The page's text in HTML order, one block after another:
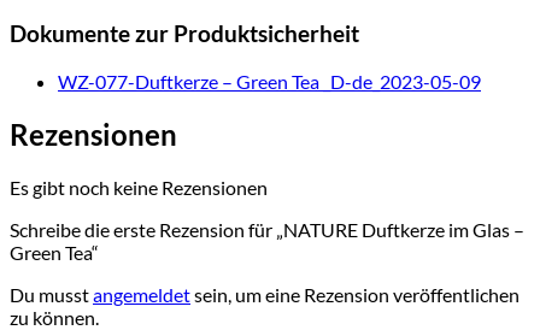
Dokumente zur Produktsicherheit
WZ-077-Duftkerze – Green Tea _D-de_2023-05-09
Rezensionen
Es gibt noch keine Rezensionen
Schreibe die erste Rezension für „NATURE Duftkerze im Glas –
Green Tea“
Du musstangemeldetsein, um eine Rezension veröffentlichen
zu können.